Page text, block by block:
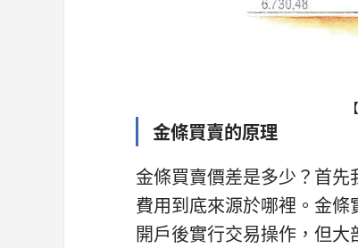
金條買賣的原理
金條買賣價差是多少？首
費用到底來源於哪裡。金
開戶後實行交易操作，但